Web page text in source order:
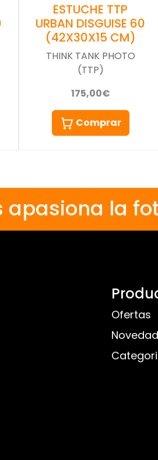
ESTUCHE TTP
URBAN DISGUISE 60
(42X30X15 CM)
THINK TANK PHOTO
(TTP)
175,00€
Comprar
apasiona la
Ofertas